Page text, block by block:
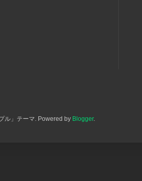
ル」テーマ. Powered by Blogger.